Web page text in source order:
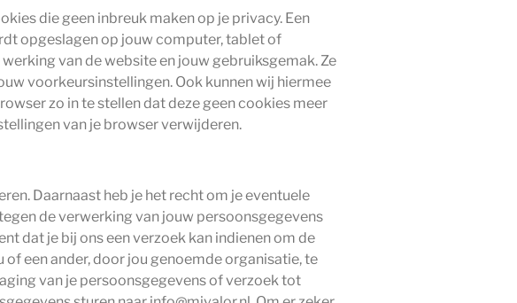
die geen inbreuk maken op je privacy. Een
opgeslagen op jouw computer, tablet of
van de website en jouw gebruiksgemak. Ze
voorkeursinstellingen. Ook kunnen wij hiermee
zo in te stellen dat deze geen cookies meer
van je browser verwijderen.
Daarnaast heb je het recht om je eventuele
de verwerking van jouw persoonsgegevens
dat je bij ons een verzoek kan indienen om de
een ander, door jou genoemde organisatie, te
van je persoonsgegevens of verzoek tot